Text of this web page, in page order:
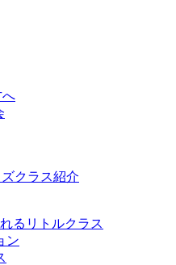
へ
クラス紹介
るリトルクラス
ン